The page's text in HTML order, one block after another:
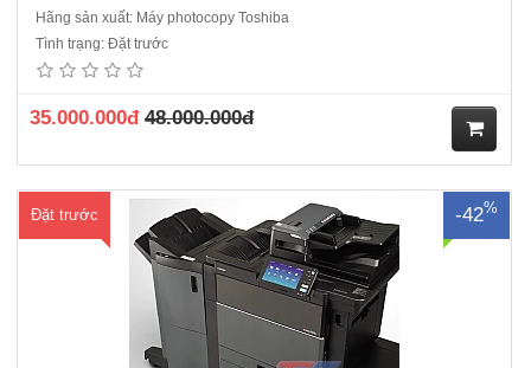
Hãng sản xuất: Máy photocopy Toshiba
Tình trạng: Đặt trước
35.000.000đ 48.000.000đ
ua
Đặt trước -42%
sản xuất năm 2018Loại máy photocopy đen trắng.Tốc độ In, Copy: 85
bản/phút.Chức năng chuẩn: Copy, In, Scan, DSDF, DuplexBộ nhớ